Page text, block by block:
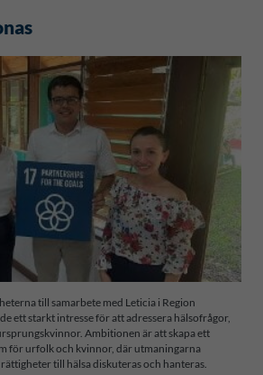
till samarbete med Leticia i Region
ett starkt intresse för att adressera hälsofrågor,
Ambitionen är att skapa ett
för urfolk och kvinnor, där utmaningarna
till hälsa diskuteras och hanteras.